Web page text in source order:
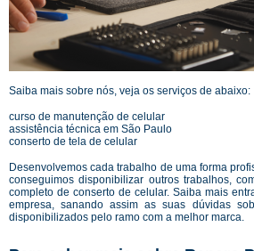
Saiba mais sobre nós, veja os serviços de abaixo:
curso de manutenção de celular
assistência técnica em São Paulo
conserto de tela de celular
Desenvolvemos cada trabalho de uma forma
conseguimos disponibilizar outros trabalhos,
completo de conserto de celular. Saiba mais
empresa, sanando assim as suas dúvidas
disponibilizados pelo ramo com a melhor marca.